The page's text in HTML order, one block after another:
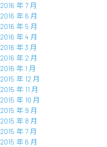
2016 年 7 月
2016 年 6 月
2016 年 5 月
2016 年 4 月
2016 年 3 月
2016 年 2 月
2016 年 1 月
2015 年 12 月
2015 年 11 月
2015 年 10 月
2015 年 9 月
2015 年 8 月
2015 年 7 月
2015 年 6 月